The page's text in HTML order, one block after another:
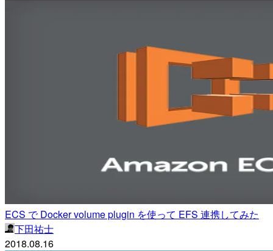
ECS で Docker volume plugin を使って EFS 連携してみた
下田祐士
2018.08.16